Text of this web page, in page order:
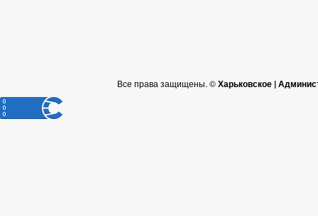
Все права защищены. ©Харьковское |